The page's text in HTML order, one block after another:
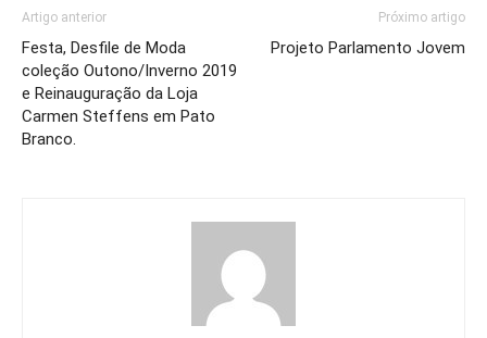
Artigo anterior
Festa, Desfile de Moda
coleção Outono/Inverno 2019
e Reinauguração da Loja
Carmen Steffens em Pato
Branco.
Próximo artigo
Projeto Parlamento Jovem